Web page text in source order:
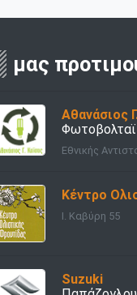
μας
Αθανάσιος
Εθνικής
Κέντρο
Ι. Καβύρη 55
Suzuki